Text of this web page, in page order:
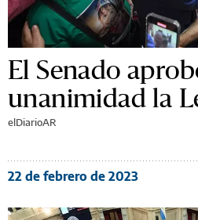
El Senado
unanimidad la
elDiarioAR
22 de febrero de 2023